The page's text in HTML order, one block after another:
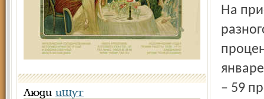
Люди ищут
На приобретение потребительских товаров и оплату
– 59